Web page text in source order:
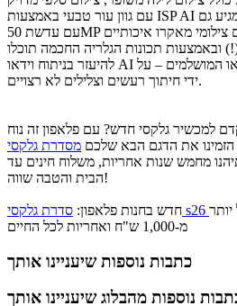
עם גוון עור טבעי באמצעות ISP AI ועוד. דגם האולטרה החדש מגיע גם
עם עדשת 50MP חדשה, המאפשרת לצלם צילומי מאקרו איכותיים
ברזולוציה גבוהה פי 4(!) ובאמצעות תכונות הגלריה החכמה תוכלו
להיעזר בניתוח וידאו AI כדי ליצור את סרטוני הווידאו המושלמים – על
ידי חיתוך רעשים וצלילים לא רצויים.
למכשיר גלקסי חדש? עם פלאפון זה נוח
את הדגם הבא שלכם מסדרת גלקסי S25
מחמש שנות אחריות, משלוח חינים עד
הבית והטבה שווה!
חדש בחנות פלאפון: סדרת גלקסי s26
מ-1,000 ש"ח ואחריות לכל החיים
כתבות נוספות שיעניינו אותך